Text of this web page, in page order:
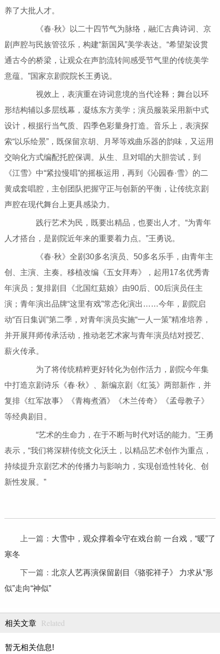
养了大批人才。
《春·秋》以二十四节气为脉络，融汇古典诗词、京
剧声腔与民族管弦乐，构建“新国风”美学表达。“希望架设贯
通古今的桥梁，让观众在声韵流转间感受节气里的传统美学
意蕴。”国家京剧院院长王勇说。
视效上，表演重在诗词意境的当代诠释；舞台以环
形结构辅以多层线幕，凝练东方美学；演员服装采用新中式
设计，根据行当气质、四季色彩量身打造。音乐上，表演探
索“以乐绘景”，既保留京胡、月琴等戏曲乐器的韵味，又运用
交响化方式编配托腔保调。从生、旦对唱的大胆尝试，到
《江雪》中“紧拉慢唱”的摇板运用，再到《沁园春·雪》的二
黄成套唱腔，主创团队把握守正与创新的平衡，让传统京剧
声腔在现代舞台上更具感染力。
践行艺术为民，既要出精品，也要出人才。“为青年
人才搭台，是剧院近年来的重要着力点。”王勇说。
《春·秋》全剧30多名演员、50多名乐手，由青年主
创、主演、主奏。移植改编《五女拜寿》，起用17名优秀青
年演员；复排剧目《北国红菇娘》由90后、00后演员任主
演；青年演出品牌“这里有戏”常态化演出……今年，剧院启
动“百日集训”第二季，对青年演员实施“一人一策”精准培养，
并开展拜师传承活动，推动老艺术家与青年演员结对授艺、
薪火传承。
为了将传统精粹更好转化为创作活力，剧院今年集
中打造京剧诗乐《春·秋》、新编京剧《红笺》两部新作，并
复排《红军故事》《青梅煮酒》《木兰传奇》《孟母教子》
等经典剧目。
“艺术的生命力，在于不断与时代对话的能力。”王勇
表示，“我们将深耕传统文化沃土，以精品艺术创作为重点，
持续提升京剧艺术的传播力与影响力，实现创造性转化、创
新性发展。”
上一篇： 大雪中，观众撑着伞守在戏台前 一台戏，“暖”了
寒冬
下一篇： 北京人艺再演保留剧目《骆驼祥子》 力求从“形
似”走向“神似”
相关文章 Related
暂无相关信息!